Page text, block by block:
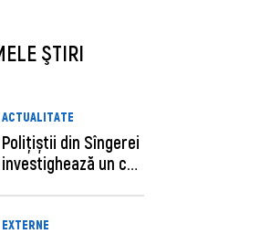
ŞTIRI
ACTUALITATE
Polițiștii din Sîngerei
investighează un caz
EXTERNE